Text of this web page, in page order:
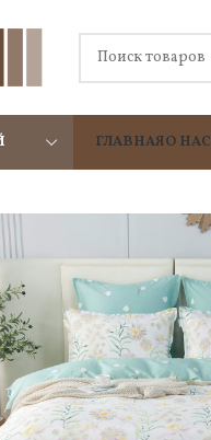
ГЛАВНАЯО НАС